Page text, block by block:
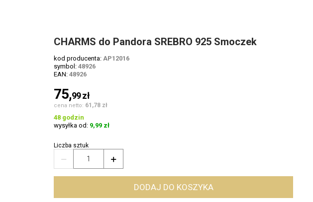
CHARMS do Pandora SREBRO 925 Smoczek
kod producenta:AP12016
symbol:48926
EAN:48926
75,99zł
cena netto: 61,78 zł
48 godzin
wysyłka od: 9,99 zł
Liczba sztuk
 
DODAJ DO KOSZYKA